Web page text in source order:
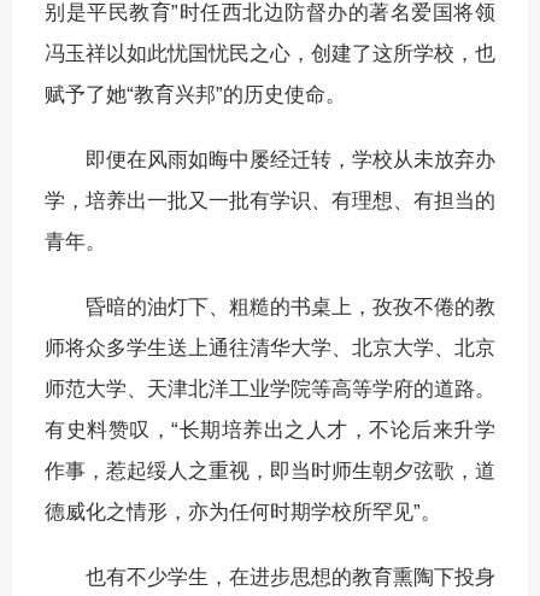
别是平民教育”时任西北边防督办的著名爱国将领
冯玉祥以如此忧国忧民之心，创建了这所学校，也
赋予了她“教育兴邦”的历史使命。
即便在风雨如晦中屡经迁转，学校从未放弃办
学，培养出一批又一批有学识、有理想、有担当的
青年。
昏暗的油灯下、粗糙的书桌上，孜孜不倦的教
师将众多学生送上通往清华大学、北京大学、北京
师范大学、天津北洋工业学院等高等学府的道路。
有史料赞叹，“长期培养出之人才，不论后来升学
作事，惹起绥人之重视，即当时师生朝夕弦歌，道
德威化之情形，亦为任何时期学校所罕见”。
也有不少学生，在进步思想的教育熏陶下投身